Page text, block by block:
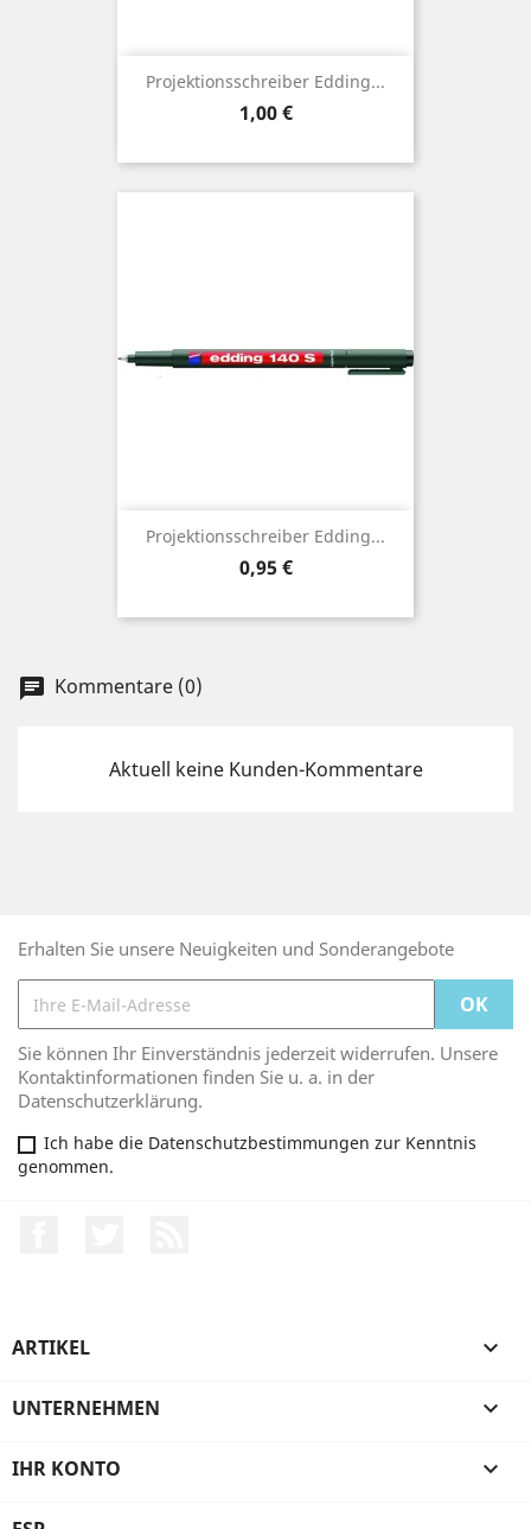
Projektionsschreiber Edding...
Preis
1,00 €
Projektionsschreiber Edding...
Preis
0,95 €
chat Kommentare (0)
Aktuell keine Kunden-Kommentare
Erhalten Sie unsere Neuigkeiten und Sonderangebote
Sie können Ihr Einverständnis jederzeit widerrufen. Unsere
Kontaktinformationen finden Sie u. a. in der
Datenschutzerklärung.
Ich habe die Datenschutzbestimmungen zur Kenntnis
genommen.
ARTIKEL 
UNTERNEHMEN 
IHR KONTO 